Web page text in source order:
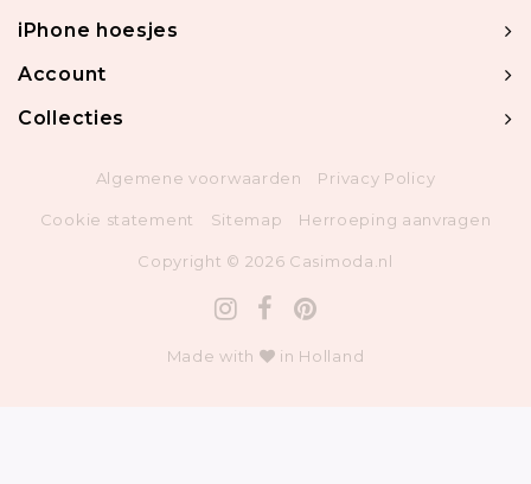
iPhone hoesjes
Account
Collecties
Algemene voorwaarden Privacy Policy
Cookie statement Sitemap Herroeping aanvragen
Copyright © 2026 Casimoda.nl
Made with in Holland